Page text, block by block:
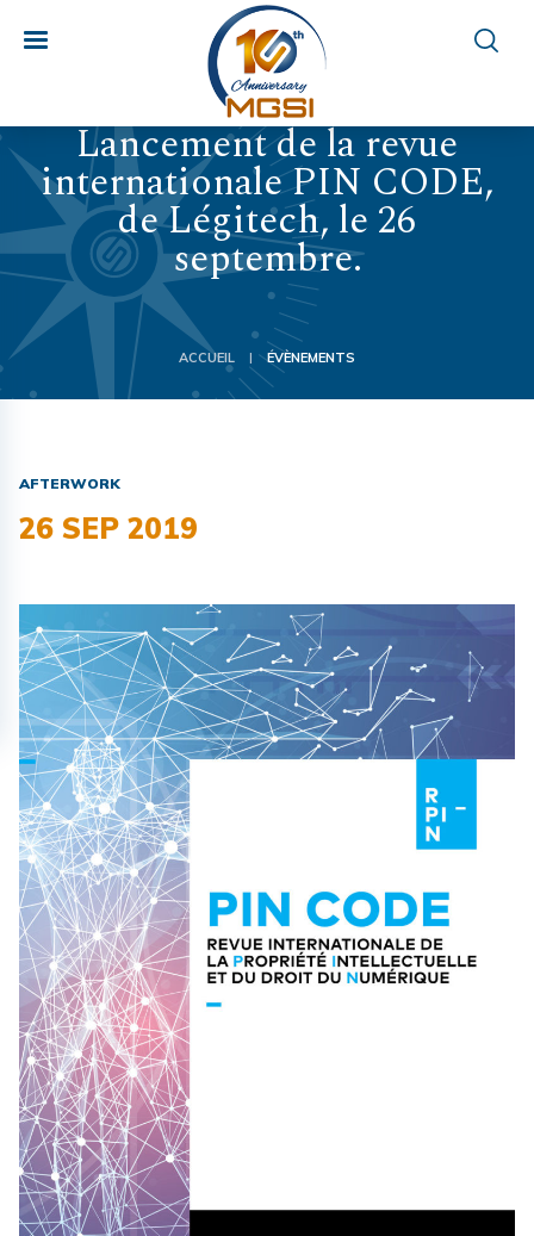
Lancement de la revue
internationale PIN CODE,
de Légitech, le 26
septembre.
ACCUEIL | ÉVÈNEMENTS
AFTERWORK
26 SEP 2019